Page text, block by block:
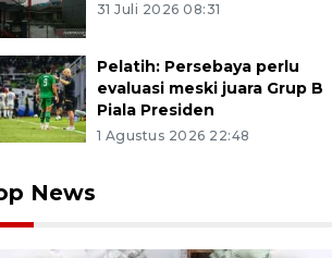
31 Juli 2026 08:31
Pelatih: Persebaya perlu
evaluasi meski juara Grup B
Piala Presiden
1 Agustus 2026 22:48
News